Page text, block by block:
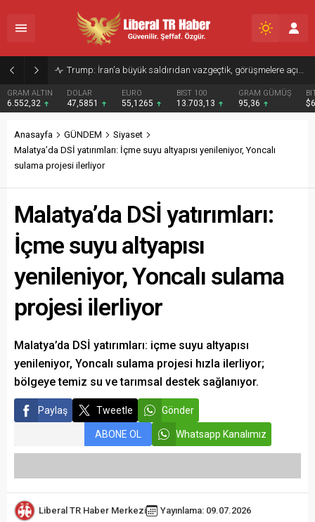
Trump: İran’a büyük saldırıdan vazgeçtik, görüşmelere açığız
DOLAR
47,5851
EURO
55,1265
BIST 100
13.703,13
GRAM GÜMÜŞ
95,36
BITCOIN
$64594
Anasayfa GÜNDEM
Siyaset
Malatya’da DSİ yatırımları: İçme suyu altyapısı yenileniyor, Yoncalı
sulama projesi ilerliyor
Malatya’da DSİ yatırımları:
İçme suyu altyapısı
yenileniyor, Yoncalı sulama
projesi ilerliyor
Malatya’da DSİ yatırımları: içme suyu altyapısı
yenileniyor, Yoncalı sulama projesi hızla ilerliyor;
bölgeye temiz su ve tarımsal destek sağlanıyor.
Paylaş Tweetle Gönder
ABONE OL Whatsapp Kanalımız
Liberal TR Haber Merkezi Yayınlama: 09.07.2026